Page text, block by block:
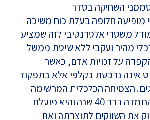
השחיקה בסדר
מופיעה חלופה בעלת כוח משיכה
משטרי אלטרנטיבי לזה שמציע
מהיר ועקבי ללא שיטת ממשל
על זכויות אדם, כאשר
אינה נרכשת בקלפי אלא בתפקוד
הצמיחה הכלכלית המרשימה
של סין נמשכת בהתמדה כבר 40 שנה והיא פועלת
את השווקים לתוצרתה ואת